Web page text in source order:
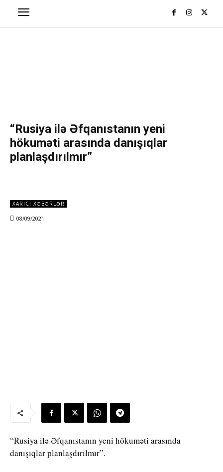
“Rusiya ilə Əfqanıstanın yeni
hökuməti arasında danışıqlar
planlaşdırılmır”
XARICI XƏBƏRLƏR
08/09/2021
“Rusiya ilə Əfqanıstanın yeni hökuməti arasında
danışıqlar planlaşdırılmır”.